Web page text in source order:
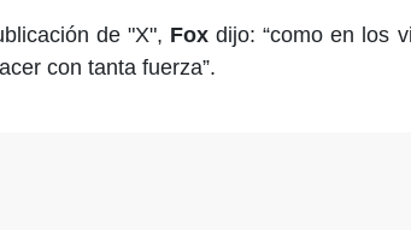
de "X", Fox dijo: “como en los
con tanta fuerza”.